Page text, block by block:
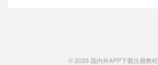
© 2026 国内外APP下载注册教程